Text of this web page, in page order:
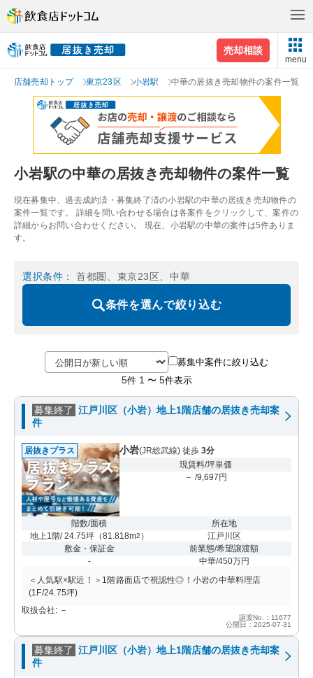
売却相談
menu
店舗売却トップ 東京23区 小岩駅 中華の居抜き売却物件の案件一覧
小岩駅の中華の居抜き売却物件の案件一覧
現在募集中、過去成約済・募集終了済の小岩駅の中華の居抜き売却物件の
案件一覧です。 詳細を問い合わせる場合は各案件をクリックして、案件の
詳細からお問い合わせください。 現在、小岩駅の中華の案件は5件ありま
す。
選択条件 ： 首都圏、東京23区、中華
条件を選んで絞り込む
募集中案件に絞り込む
5件 1 〜 5件表示
募集終了 江戸川区（小岩）地上1階店舗の居抜き売却案
件
居抜きプラス 小岩(JR総武線) 徒歩 3分
現賃料/坪単価
－ /9,697円
階数/面積
地上1階/ 24.75坪（81.818m2 ）
所在地
江戸川区
敷金・保証金
-
前業態/希望譲渡額
中華/450万円
＜人気駅×駅近！＞1階路面店で視認性◎！小岩の中華料理店
(1F/24.75坪)
取扱会社: －
譲渡No.：11677
公開日：2025-07-31
募集終了 江戸川区（小岩）地上1階店舗の居抜き売却案
件